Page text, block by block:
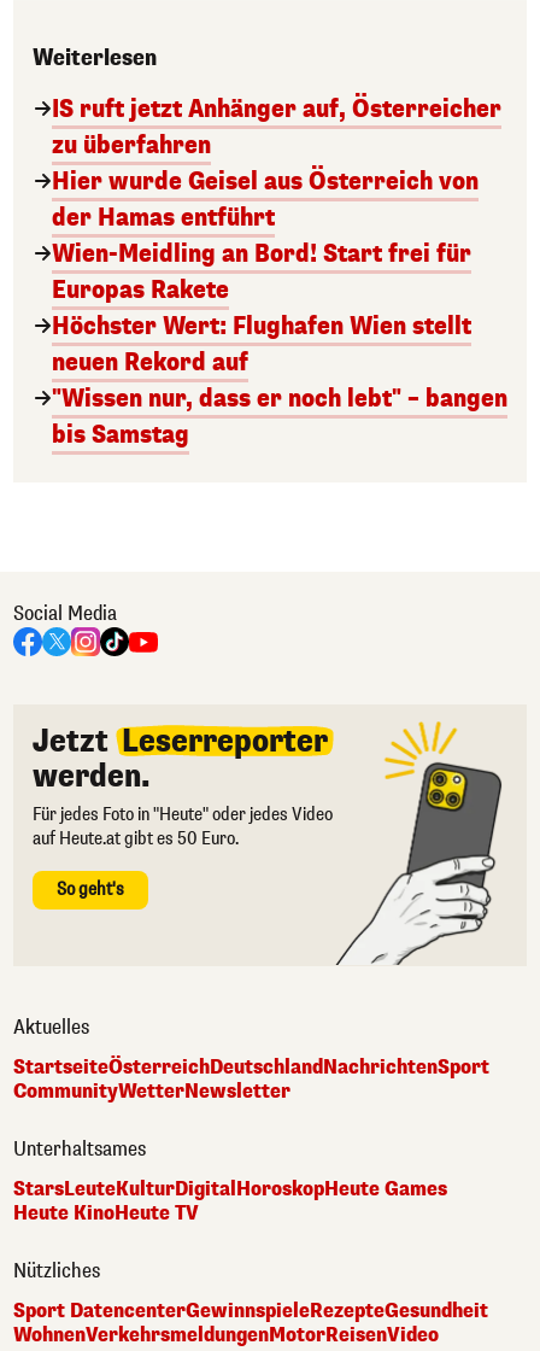
Weiterlesen
IS ruft jetzt Anhänger auf, Österreicher
zu überfahren
Hier wurde Geisel aus Österreich von
der Hamas entführt
Wien-Meidling an Bord! Start frei für
Europas Rakete
Höchster Wert: Flughafen Wien stellt
neuen Rekord auf
"Wissen nur, dass er noch lebt" – bangen
bis Samstag
Social Media
Jetzt Leserreporter
werden.
Für jedes Foto in "Heute" oder jedes Video
auf Heute.at gibt es 50 Euro.
So geht's
Aktuelles
StartseiteÖsterreichDeutschlandNachrichtenSport
CommunityWetterNewsletter
Unterhaltsames
StarsLeuteKulturDigital HoroskopHeute Games
Heute KinoHeute TV
Nützliches
Sport DatencenterGewinnspieleRezepteGesundheit
WohnenVerkehrsmeldungenMotorReisenVideo